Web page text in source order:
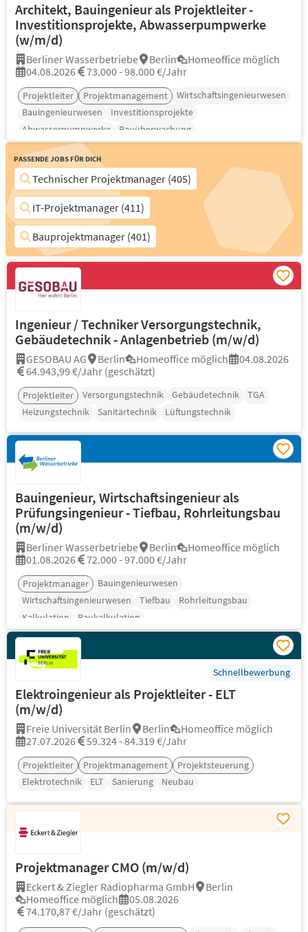
Architekt, Bauingenieur als Projektleiter -
Investitionsprojekte, Abwasserpumpwerke
(w/m/d)
Berliner Wasserbetriebe Berlin
Homeoffice möglich
04.08.2026
73.000 - 98.000 €/Jahr
Projektleiter Projektmanagement
Wirtschaftsingenieurwesen
Bauingenieurwesen
Investitionsprojekte
Abwasserpumpwerke
Bauüberwachung
Passende Jobs für Dich
Technischer Projektmanager (405)
IT-Projektmanager (411)
Bauprojektmanager (401)
Ingenieur / Techniker Versorgungstechnik,
Gebäudetechnik - Anlagenbetrieb (m/w/d)
GESOBAU AG Berlin Homeoffice möglich
04.08.2026
64.943,99 €/Jahr (geschätzt)
Projektleiter Versorgungstechnik Gebäudetechnik
TGA
Heizungstechnik
Sanitärtechnik Lüftungstechnik
Bauingenieur, Wirtschaftsingenieur als
Prüfungsingenieur - Tiefbau, Rohrleitungsbau
(m/w/d)
Berliner Wasserbetriebe Berlin
Homeoffice möglich
01.08.2026
72.000 - 97.000 €/Jahr
Projektmanager
Bauingenieurwesen
Wirtschaftsingenieurwesen
Tiefbau
Rohrleitungsbau
Kalkulation
Baukalkulation
Schnellbewerbung
Elektroingenieur als Projektleiter - ELT
(m/w/d)
Freie Universität Berlin Berlin
Homeoffice möglich
27.07.2026
59.324 - 84.319 €/Jahr
Projektleiter Projektmanagement
Projektsteuerung
Elektrotechnik
ELT Sanierung Neubau
Projektmanager CMO (m/w/d)
Eckert & Ziegler Radiopharma GmbH
Berlin
Homeoffice möglich
05.08.2026
74.170,87 €/Jahr (geschätzt)